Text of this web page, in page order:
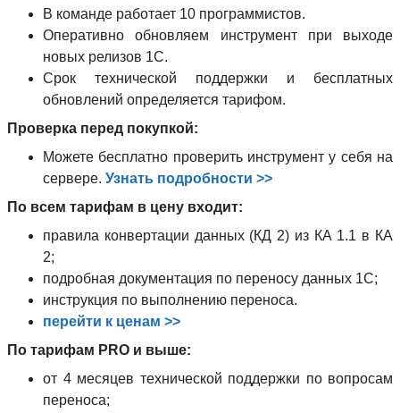
В команде работает 10 программистов.
Оперативно обновляем инструмент при выходе
новых релизов 1С.
Срок технической поддержки и бесплатных
обновлений определяется тарифом.
Проверка перед покупкой:
Можете бесплатно проверить инструмент у себя на
сервере. Узнать подробности >>
По всем тарифам в цену входит:
правила конвертации данных (КД 2) из КА 1.1 в КА
2;
подробная документация по переносу данных 1С;
инструкция по выполнению переноса.
перейти к ценам >>
По тарифам PRO и выше:
от 4 месяцев технической поддержки по вопросам
переноса;